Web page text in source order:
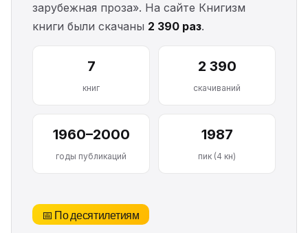
зарубежная проза». На сайте Книгизм
книги были скачаны 2 390 раз.
7
книг
2 390
скачиваний
1960–2000
годы публикаций
1987
пик (4 кн)
📅 По десятилетиям